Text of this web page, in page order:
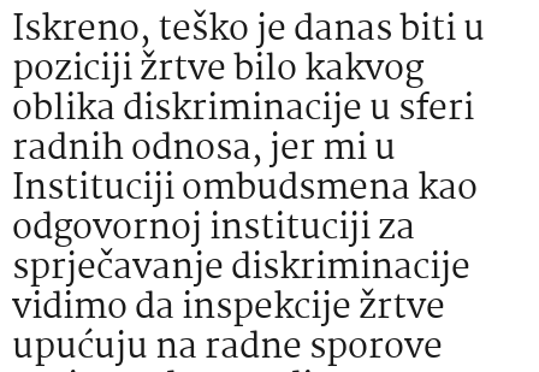
Iskreno, teško je danas biti u
poziciji žrtve bilo kakvog
oblika diskriminacije u sferi
radnih odnosa, jer mi u
Instituciji ombudsmena kao
odgovornoj instituciji za
sprječavanje diskriminacije
vidimo da inspekcije žrtve
upućuju na radne sporove